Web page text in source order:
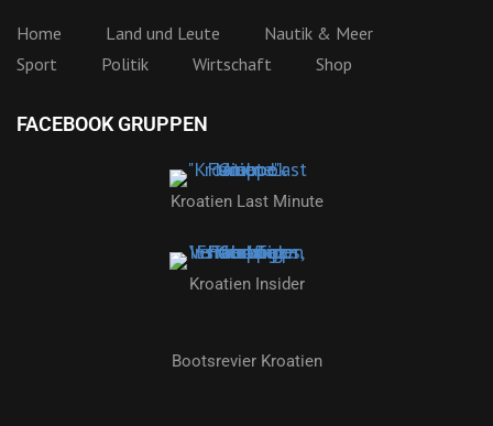
Home Land und Leute
Nautik & Meer
Sport
Politik Wirtschaft Shop
FACEBOOK GRUPPEN
Kroatien Last Minute
Kroatien Insider
Bootsrevier Kroatien